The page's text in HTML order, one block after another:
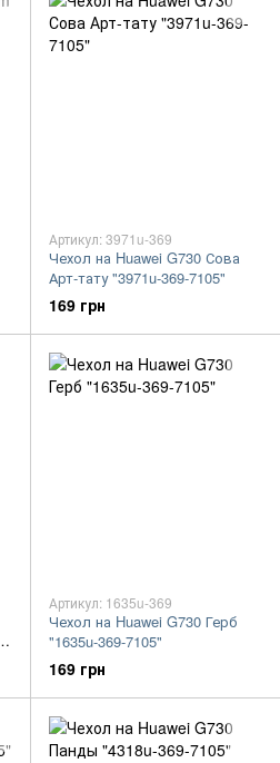
Артикул: 3971u-369
Чехол на Huawei G730 Сова
Арт-тату "3971u-369-7105"
169 грн
Артикул: 1635u-369
Чехол на Huawei G730 Герб
"1635u-369-7105"
169 грн